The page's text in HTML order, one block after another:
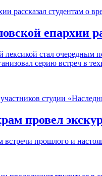
епархии
стал очередным
серию встреч в
провел
прошлого и